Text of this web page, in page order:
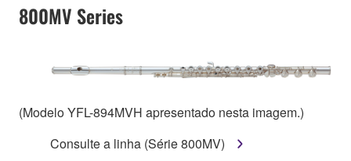
800MV Series
(Modelo YFL-894MVH apresentado nesta imagem.)
Consulte a linha (Série 800MV)